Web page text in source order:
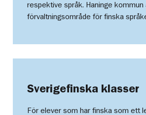
respektive språk. Haninge kommun
förvaltningsområde för finska
Sverigefinska klasser
För elever som har finska som ett